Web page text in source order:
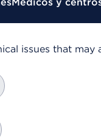
issues that